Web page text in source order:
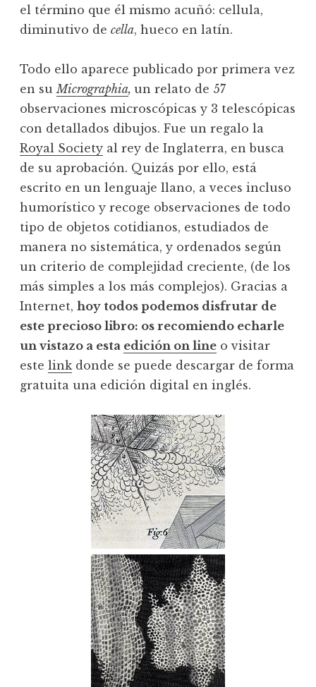
el término que él mismo acuñó: cellula,
diminutivo de cella, hueco en latín.
Todo ello aparece publicado por primera vez
en suMicrographia, un relato de 57
observaciones microscópicas y 3 telescópicas
con detallados dibujos. Fue un regalo la
Royal Society al rey de Inglaterra, en busca
de su aprobación. Quizás por ello, está
escrito en un lenguaje llano, a veces incluso
humorístico y recoge observaciones de todo
tipo de objetos cotidianos, estudiados de
manera no sistemática, y ordenados según
un criterio de complejidad creciente, (de los
más simples a los más complejos). Gracias a
Internet, hoy todos podemos disfrutar de
este precioso libro: os recomiendo echarle
un vistazo a esta edición on line o visitar
este linkdonde se puede descargar de forma
gratuita una edición digital en inglés.